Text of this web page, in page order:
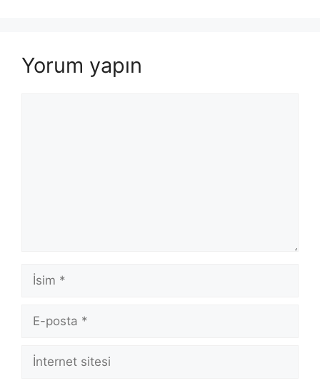
Yorum yapın
İsim
posta
İnternet